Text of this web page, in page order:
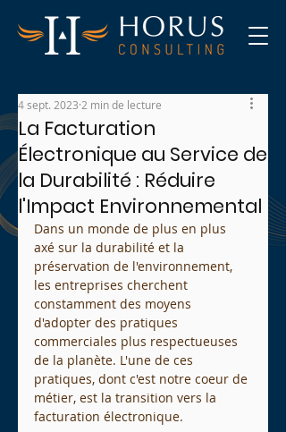
La Facturation
Électronique au Service de
la Durabilité : Réduire
l'Impact Environnemental
4 sept. 2023 2 min de lecture
Dans un monde de plus en plus
axé sur la durabilité et la
préservation de l'environnement,
les entreprises cherchent
constamment des moyens
d'adopter des pratiques
commerciales plus respectueuses
de la planète. L'une de ces
pratiques, dont c'est notre coeur de
métier, est la transition vers la
facturation électronique.